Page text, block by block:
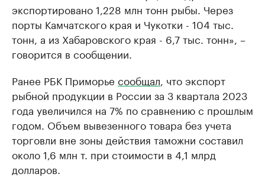
экспортировано 1,228 млн тонн рыбы. Через
порты Камчатского края и Чукотки - 104 тыс.
тонн, а из Хабаровского края - 6,7 тыс. тонн», –
говорится в сообщении.
Ранее РБК Приморье сообщал , что экспорт
рыбной продукции в России за 3 квартала 2023
года увеличился на 7% по сравнению с прошлым
годом. Объем вывезенного товара без учета
торговли вне зоны действия таможни составил
около 1,6 млн т. при стоимости в 4,1 млрд
долларов.